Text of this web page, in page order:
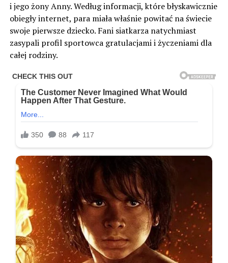
i jego żony Anny. Według informacji, które błyskawicznie
obiegły internet, para miała właśnie powitać na świecie
swoje pierwsze dziecko. Fani siatkarza natychmiast
zasypali profil sportowca gratulacjami i życzeniami dla
całej rodziny.